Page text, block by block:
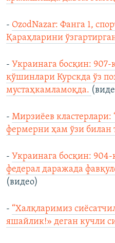
- OzodNazar: Фанга 1,
Қараҳларини
- Украинага босқин:
қўшинлари Курскда ўз
мустаҳкамламоқда.
- Мирзиёев кластерлари:
фермерни ҳам ўзи билан
- Украинага босқин: 904-
федерал даражада
(видео)
- “Халқларимиз
яшайлик!» деган кучли